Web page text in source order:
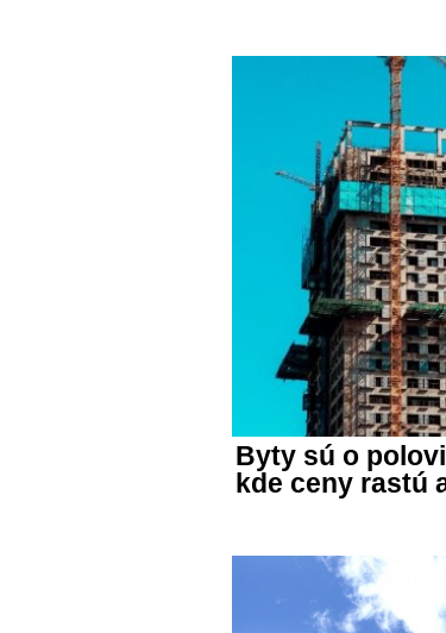
Byty sú o
kde ceny rastú